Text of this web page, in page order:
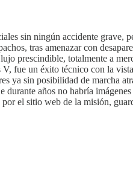
sin ningún accidente grave,
tras amenazar con
prescindible, totalmente a
fue un éxito técnico con la
ya sin posibilidad de marcha
años no habría
el sitio web de la misión,